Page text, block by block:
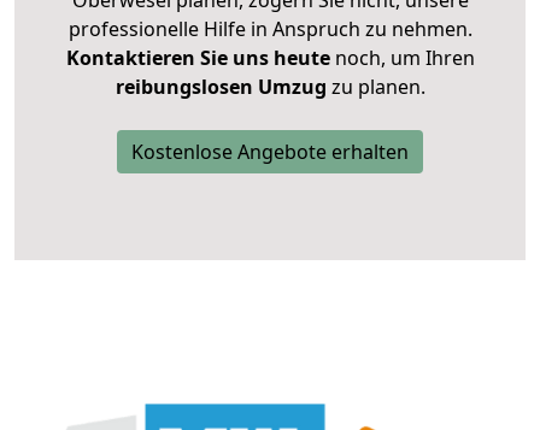
professionelle Hilfe in Anspruch zu nehmen.
Kontaktieren Sie uns heutenoch, um Ihren
reibungslosen Umzug zu planen.
Kostenlose Angebote erhalten